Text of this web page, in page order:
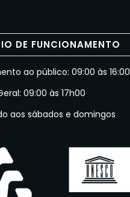
DE FUNCIONAMENTO
ao público: 09:00 às 16:00
09:00 às 17h00
aos sábados e domingos